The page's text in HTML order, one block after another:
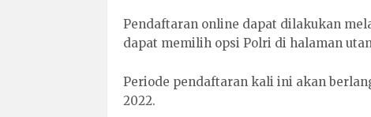
Pendaftaran online dapat dilakukan
dapat memilih opsi Polri di halaman
Periode pendaftaran kali ini akan
2022.